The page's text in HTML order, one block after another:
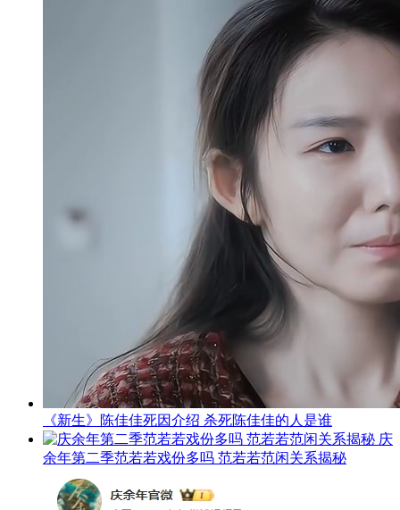
《新生》陈佳佳死因介绍 杀死陈佳佳的人是谁
庆
余年第二季范若若戏份多吗 范若若范闲关系揭秘